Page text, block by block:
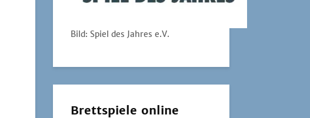
Bild: Spiel des Jahres e.V.
Brettspiele online